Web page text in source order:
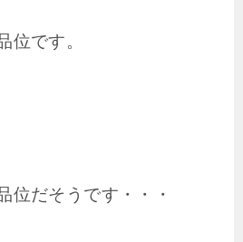
位です。
位だそうです・・・